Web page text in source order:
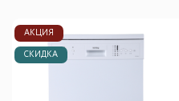
АКЦИЯ
СКИДКА